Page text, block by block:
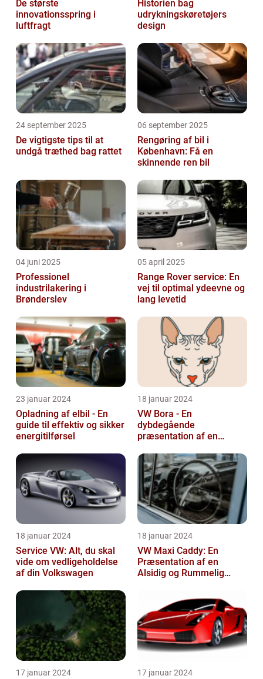
De største
innovationsspring i
luftfragt
Historien bag
udrykningskøretøjers
design
24 september 2025
De vigtigste tips til at
undgå træthed bag rattet
06 september 2025
Rengøring af bil i
København: Få en
skinnende ren bil
04 juni 2025
Professionel
industrilakering i
Brønderslev
05 april 2025
Range Rover service: En
vej til optimal ydeevne og
lang levetid
23 januar 2024
Opladning af elbil - En
guide til effektiv og sikker
energitilførsel
18 januar 2024
VW Bora - En
dybdegående
præsentation af en
18 januar 2024
Service VW: Alt, du skal
vide om vedligeholdelse
af din Volkswagen
18 januar 2024
VW Maxi Caddy: En
Præsentation af en
Alsidig og Rummelig
17 januar 2024 17 januar 2024